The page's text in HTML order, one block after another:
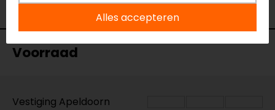
Kleur
N.v.t.
Voorraad
Vestiging Apeldoorn
Alles accepteren